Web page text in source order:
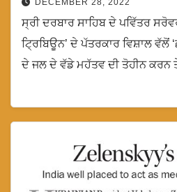
ਸ੍ਰੀ ਦਰਬਾਰ ਸਾਹਿਬ ਦੇ ਪਵਿੱਤਰ
ਟ੍ਰਿਬਿਊਨ’ ਦੇ ਪੱਤਰਕਾਰ ਵਿਸ਼ਾਲ ਵੱਲੋਂ
ਦੇ ਜਲ ਦੇ ਵੱਡੇ ਮਹੱਤਵ ਦੀ ਤੋਹੀਨ ਕਰਨ